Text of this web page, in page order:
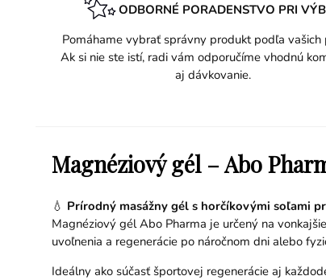
ODBORNÉ PORADENSTVO PRI
Pomáhame vybrať správny produkt podľa vašich
Ak si nie ste istí, radi vám odporučíme vhodnú
aj dávkovanie.
Magnéziový gél – Abo
💧 Prírodný masážny gél s horčíkovými soľami
Magnéziový gél Abo Pharma je určený na
uvoľnenia a regenerácie po náročnom dni alebo
Ideálny ako súčasť športovej regenerácie aj